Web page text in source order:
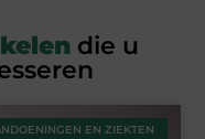
die u
EN ZIEKTEN